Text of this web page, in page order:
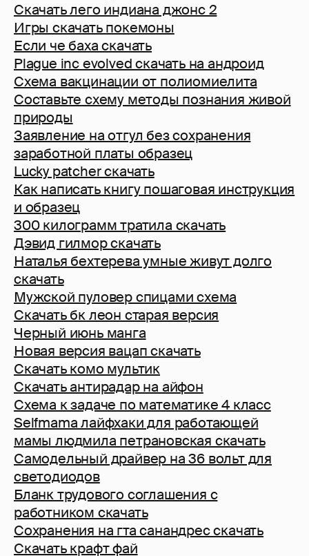
Скачать лего индиана джонс 2
Игры скачать покемоны
Если че баха скачать
Plague inc evolved скачать на андроид
Схема вакцинации от полиомиелита
Составьте схему методы познания живой
природы
Заявление на отгул без сохранения
заработной платы образец
Lucky patcher скачать
Как написать книгу пошаговая инструкция
и образец
300 килограмм тратила скачать
Дэвид гилмор скачать
Наталья бехтерева умные живут долго
скачать
Мужской пуловер спицами схема
Скачать бк леон старая версия
Черный июнь манга
Новая версия вацап скачать
Скачать комо мультик
Скачать антирадар на айфон
Схема к задаче по математике 4 класс
Selfmama лайфхаки для работающей
мамы людмила петрановская скачать
Самодельный драйвер на 36 вольт для
светодиодов
Бланк трудового соглашения с
работником скачать
Сохранения на гта санандрес скачать
Скачать крафт фай